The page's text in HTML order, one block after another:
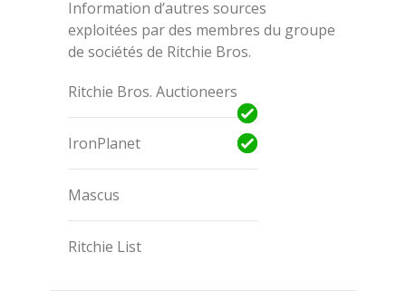
Information d’autres sources
exploitées par des membres du groupe
de sociétés de Ritchie Bros.
Ritchie Bros. Auctioneers
IronPlanet
Mascus
Ritchie List